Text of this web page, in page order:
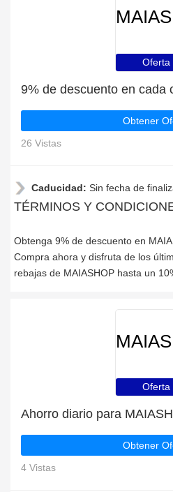
Oferta
9% de descuento en cada
Obtener
26 Vistas
Caducidad: Sin fecha de
TÉRMINOS Y
Obtenga 9% de descuento en
Compra ahora y disfruta de los
rebajas de MAIASHOP hasta un
Oferta
Obtener
4 Vistas